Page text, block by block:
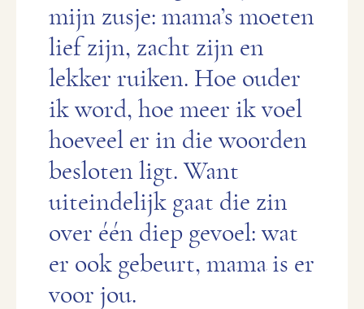
mijn zusje: mama’s moeten
lief zijn, zacht zijn en
lekker ruiken. Hoe ouder
ik word, hoe meer ik voel
hoeveel er in die woorden
besloten ligt. Want
uiteindelijk gaat die zin
over één diep gevoel: wat
er ook gebeurt, mama is er
voor jou.